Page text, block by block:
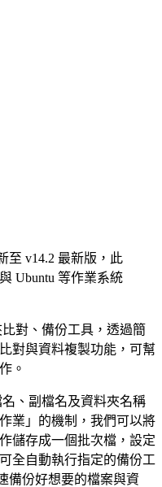
至 v14.2 最新版，此
Ubuntu 等作業系統
對、備份工具，透過簡
對與資料複製功能，可幫
。
名、副檔名及資料夾名稱
業」的機制，我們可以將
儲存成一個批次檔，設定
全自動執行指定的備份工
備份好想要的檔案與資